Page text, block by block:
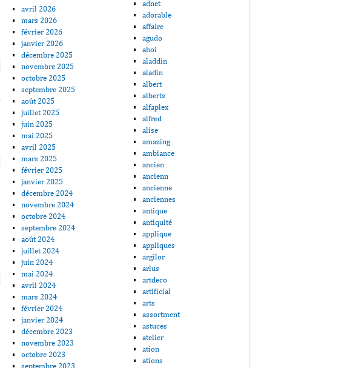
avril 2026
mars 2026
février 2026
janvier 2026
décembre 2025
novembre 2025
octobre 2025
septembre 2025
août 2025
juillet 2025
juin 2025
mai 2025
avril 2025
mars 2025
février 2025
janvier 2025
décembre 2024
novembre 2024
octobre 2024
septembre 2024
août 2024
juillet 2024
juin 2024
mai 2024
avril 2024
mars 2024
février 2024
janvier 2024
décembre 2023
novembre 2023
octobre 2023
septembre 2023
adnet
adorable
affaire
agudo
ahoi
aladdin
aladin
albert
alberts
alfaplex
alfred
alise
amazing
ambiance
ancien
ancienn
ancienne
anciennes
antique
antiquité
applique
appliques
argilor
arlus
artdeco
artificial
arts
assortment
astuces
atelier
ation
ations